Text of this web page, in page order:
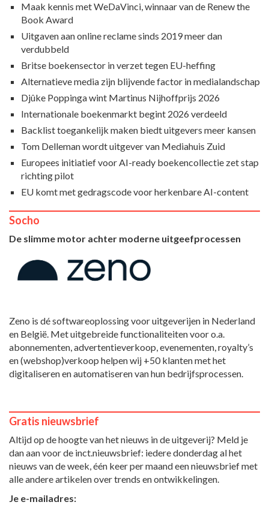
Maak kennis met WeDaVinci, winnaar van de Renew the
Book Award
Uitgaven aan online reclame sinds 2019 meer dan
verdubbeld
Britse boekensector in verzet tegen EU-heffing
Alternatieve media zijn blijvende factor in medialandschap
Djûke Poppinga wint Martinus Nijhoffprijs 2026
Internationale boekenmarkt begint 2026 verdeeld
Backlist toegankelijk maken biedt uitgevers meer kansen
Tom Delleman wordt uitgever van Mediahuis Zuid
Europees initiatief voor AI-ready boekencollectie zet stap
richting pilot
EU komt met gedragscode voor herkenbare AI-content
Socho
De slimme motor achter moderne uitgeefprocessen
Zeno is dé softwareoplossing voor uitgeverijen in Nederland
en België. Met uitgebreide functionaliteiten voor o.a.
abonnementen, advertentieverkoop, evenementen, royalty’s
en (webshop)verkoop helpen wij +50 klanten met het
digitaliseren en automatiseren van hun bedrijfsprocessen.
Gratis nieuwsbrief
Altijd op de hoogte van het nieuws in de uitgeverij? Meld je
dan aan voor de inct.nieuwsbrief: iedere donderdag al het
nieuws van de week, één keer per maand een nieuwsbrief met
alle andere artikelen over trends en ontwikkelingen.
Je e-mailadres: